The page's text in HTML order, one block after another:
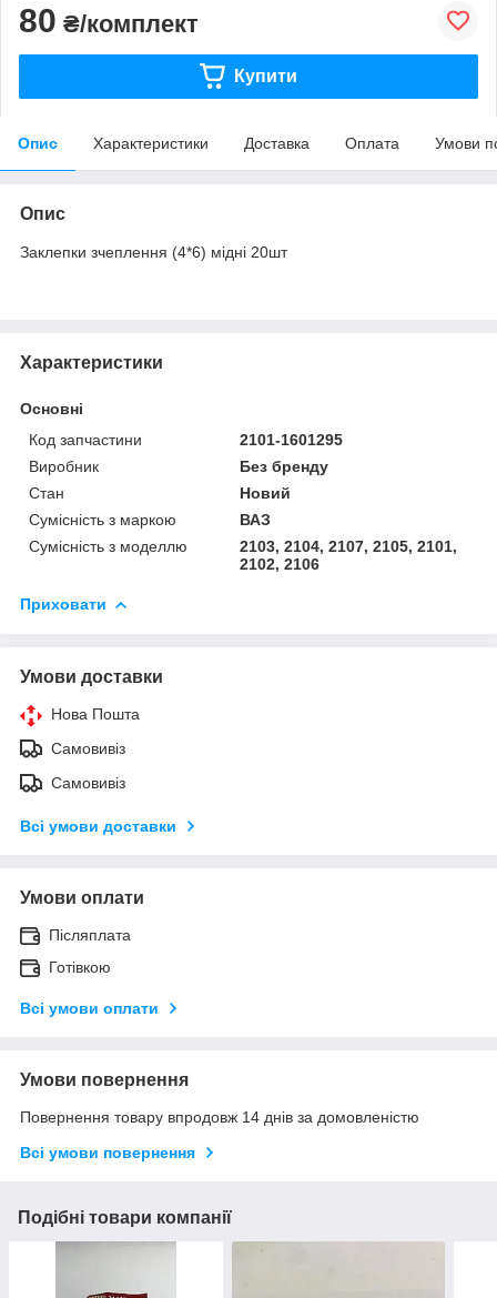
80 ₴/комплект
Купити
Опис Характеристики Доставка Оплата Умови
Опис
Заклепки зчеплення (4*6) мідні 20шт
Характеристики
Основні
Код запчастини
2101-1601295
Виробник
Без бренду
Стан
Новий
Сумісність з маркою
ВАЗ
Сумісність з моделлю
2103, 2104, 2107, 2105, 2101,
2102, 2106
Приховати
Умови доставки
Нова Пошта
Самовивіз
Самовивіз
Всі умови доставки
Умови оплати
Післяплата
Готівкою
Всі умови оплати
Умови повернення
Повернення товару впродовж 14 днів за домовленістю
Всі умови повернення
Подібні товари компанії